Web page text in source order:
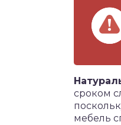
сроком
мебель